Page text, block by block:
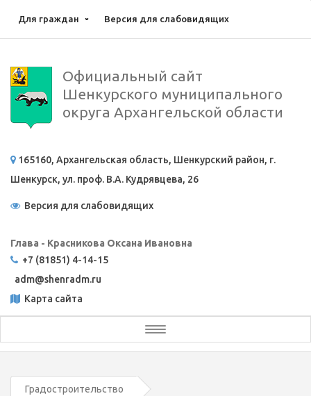
Для граждан Версия для слабовидящих
Официальный сайт
Шенкурского муниципального
округа Архангельской области
165160, Архангельская область, Шенкурский район, г.
Шенкурск, ул. проф. В.А. Кудрявцева, 26
Версия для слабовидящих
Глава - Красникова Оксана Ивановна
+7 (81851) 4-14-15
adm@shenradm.ru
Карта сайта
Toggle
navigation
Градостроительство